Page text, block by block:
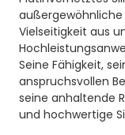
Vielseitigkeit aus
Seine Fähigkeit,
anspruchsvollen
seine anhaltende
und hochwertige